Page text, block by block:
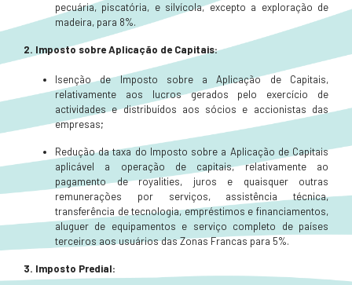
pecuária, piscatória, e silvícola, excepto a exploração de
madeira, para 8%.
2. Imposto sobre Aplicação de Capitais:
Isenção de Imposto sobre a Aplicação de Capitais,
relativamente aos lucros gerados pelo exercício de
actividades e distribuídos aos sócios e accionistas das
empresas;
Redução da taxa do Imposto sobre a Aplicação de Capitais
aplicável a operação de capitais, relativamente ao
pagamento de royalities, juros e quaisquer outras
remunerações por serviços, assistência técnica,
transferência de tecnologia, empréstimos e financiamentos,
aluguer de equipamentos e serviço completo de países
terceiros aos usuários das Zonas Francas para 5%.
3. Imposto Predial: